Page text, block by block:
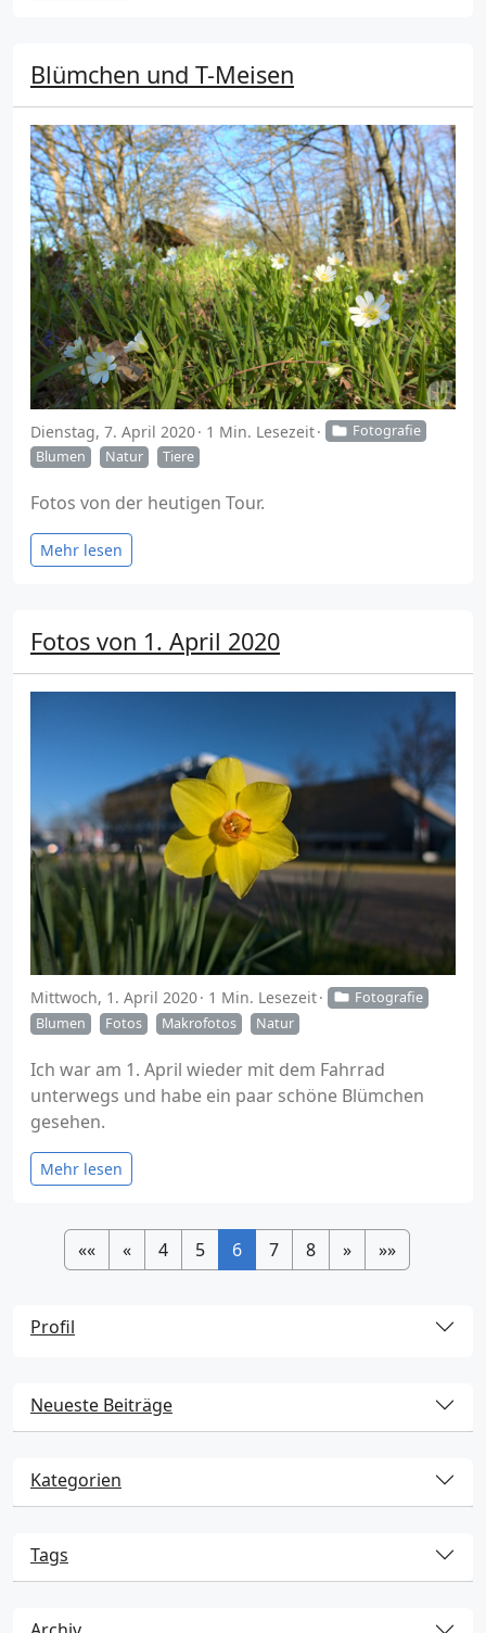
Blümchen und T-Meisen
Dienstag, 7. April 2020 1 Min. Lesezeit
Fotografie
Blumen
Natur Tiere
Fotos von der heutigen Tour.
Mehr lesen
Fotos von 1. April 2020
Mittwoch, 1. April 2020 1 Min. Lesezeit
Fotografie
Blumen
Fotos Makrofotos Natur
Ich war am 1. April wieder mit dem Fahrrad
unterwegs und habe ein paar schöne Blümchen
gesehen.
Mehr lesen
«« « 4 5 6 7 8 » »»
Profil
Neueste Beiträge
Kategorien
Tags